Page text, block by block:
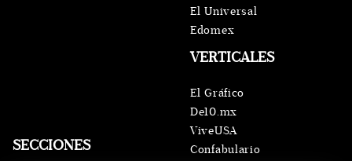
SECCIONES
VERTICALES
El Gráfico
De10.mx
ViveUSA
Confabulario
El Universal
Edomex